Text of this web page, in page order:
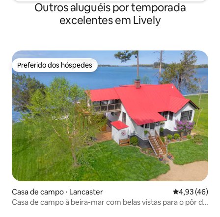
Outros aluguéis por temporada
excelentes em Lively
Preferido dos hóspedes
Preferido dos hóspedes
Casa de campo ⋅ Lancaster 4,93 de uma
4,93 (46)
Casa de campo à beira-mar com belas vistas para o pôr do